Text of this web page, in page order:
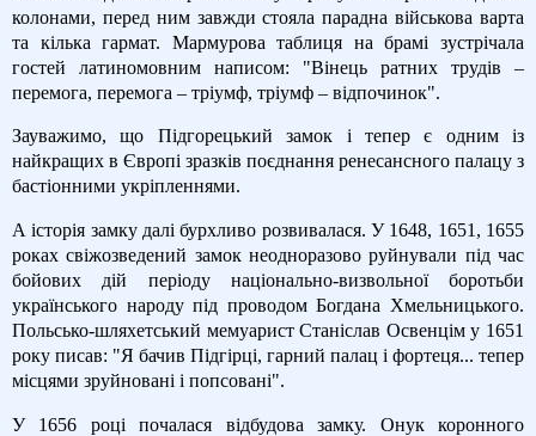
колонами, перед ним завжди стояла парадна військова варта
та кілька гармат. Мармурова таблиця на брамі зустрічала
гостей латиномовним написом: "Вінець ратних трудів –
перемога, перемога – тріумф, тріумф – відпочинок".
Зауважимо, що Підгорецький замок і тепер є одним із
найкращих в Європі зразків поєднання ренесансного палацу з
бастіонними укріпленнями.
А історія замку далі бурхливо розвивалася. У 1648, 1651, 1655
роках свіжозведений замок неодноразово руйнували під час
бойових дій періоду національно-визвольної боротьби
українського народу під проводом Богдана Хмельницького.
Польсько-шляхетський мемуарист Станіслав Освенцім у 1651
року писав: "Я бачив Підгірці, гарний палац і фортеця... тепер
місцями зруйновані і попсовані".
У 1656 році почалася відбудова замку. Онук коронного